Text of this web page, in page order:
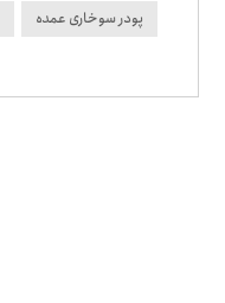
پودر سوخاری عمده